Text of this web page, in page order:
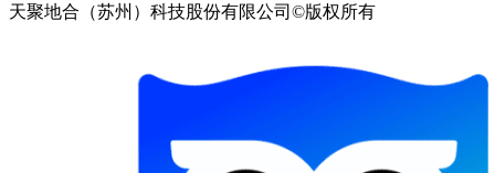
天聚地合（苏州）科技股份有限公司©版权所有